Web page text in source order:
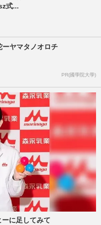
式...
ーヤマタノオロチ
PR(國學院大學)
に足してみて